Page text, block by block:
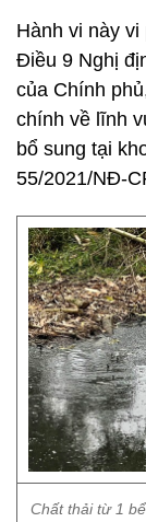
Hành vi này
Điều 9 Nghị
của Chính
chính về lĩnh
bổ sung tại
55/2021/NĐ-
Chất thải từ 1